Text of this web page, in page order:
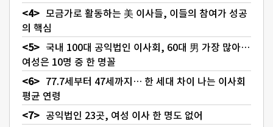
모금가로 활동하는 美 이사들, 이들의 참여가 성공
의 핵심
국내 100대 공익법인 이사회, 60대 男 가장 많아…
여성은 10명 중 한 명꼴
77.7세부터 47세까지… 한 세대 차이 나는 이사회
평균 연령
공익법인 23곳, 여성 이사 한 명도 없어